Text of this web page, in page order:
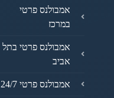
אמבולנס פרטי
במרכז
אמבולנס פרטי בתל
אביב
אמבולנס פרטי 24/7